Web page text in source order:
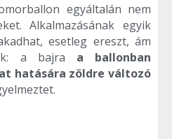
egyáltalán nem
Alkalmazásának egyik
esetleg ereszt, ám
a bajra a ballonban
hatására zöldre változó